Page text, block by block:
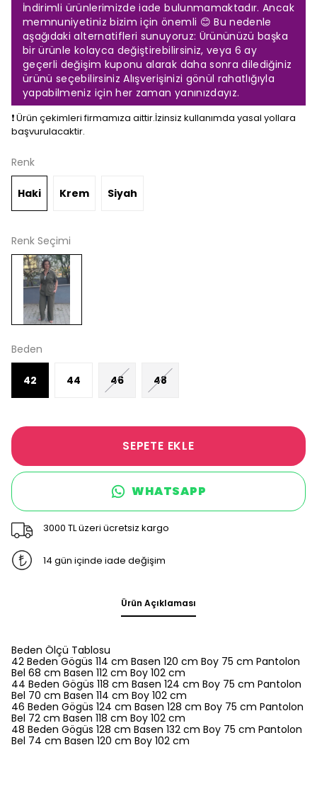
İndirimli ürünlerimizde iade bulunmamaktadır. Ancak
memnuniyetiniz bizim için önemli 😊 Bu nedenle
aşağıdaki alternatifleri sunuyoruz: Ürününüzü başka
bir ürünle kolayca değiştirebilirsiniz, veya 6 ay
geçerli değişim kuponu alarak daha sonra dilediğiniz
ürünü seçebilirsiniz Alışverişinizi gönül rahatlığıyla
yapabilmeniz için her zaman yanınızdayız.
❗️ Ürün çekimleri firmamıza aittir.İzinsiz kullanımda yasal yollara
başvurulacaktir.
Renk
Haki Krem Siyah
Renk Seçimi
Beden
42 44 46 48
SEPETE EKLE
WHATSAPP
3000 TL üzeri ücretsiz kargo
14 gün içinde iade değişim
Ürün Açıklaması
Beden Ölçü Tablosu
42 Beden Gögüs 114 cm Basen 120 cm Boy 75 cm Pantolon
Bel 68 cm Basen 112 cm Boy 102 cm
44 Beden Gögüs 118 cm Basen 124 cm Boy 75 cm Pantolon
Bel 70 cm Basen 114 cm Boy 102 cm
46 Beden Gögüs 124 cm Basen 128 cm Boy 75 cm Pantolon
Bel 72 cm Basen 118 cm Boy 102 cm
48 Beden Gögüs 128 cm Basen 132 cm Boy 75 cm Pantolon
Bel 74 cm Basen 120 cm Boy 102 cm